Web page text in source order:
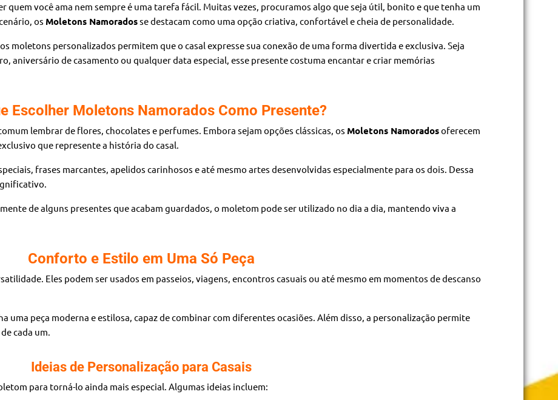
quem você ama nem sempre é uma tarefa fácil. Muitas vezes, procuramos algo que seja útil, bonito e que tenha um
os Moletons Namoradosse destacam como uma opção criativa, confortável e cheia de personalidade.
moletons personalizados permitem que o casal expresse sua conexão de uma forma divertida e exclusiva. Seja
aniversário de casamento ou qualquer data especial, esse presente costuma encantar e criar memórias
Escolher Moletons Namorados Como Presente?
lembrar de flores, chocolates e perfumes. Embora sejam opções clássicas, os Moletons Namoradosoferecem
que represente a história do casal.
frases marcantes, apelidos carinhosos e até mesmo artes desenvolvidas especialmente para os dois. Dessa
de alguns presentes que acabam guardados, o moletom pode ser utilizado no dia a dia, mantendo viva a
Conforto e Estilo em Uma Só Peça
Eles podem ser usados em passeios, viagens, encontros casuais ou até mesmo em momentos de descanso
uma peça moderna e estilosa, capaz de combinar com diferentes ocasiões. Além disso, a personalização permite
cada um.
Ideias de Personalização para Casais
para torná-lo ainda mais especial. Algumas ideias incluem: